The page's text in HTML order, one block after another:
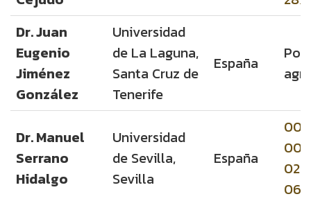
Dr. Juan
Eugenio
Jiménez
González
Universidad
de La Laguna,
Santa Cruz de
Tenerife
España
Por
Dr. Manuel
Serrano
Hidalgo
Universidad
de Sevilla,
Sevilla
España
066